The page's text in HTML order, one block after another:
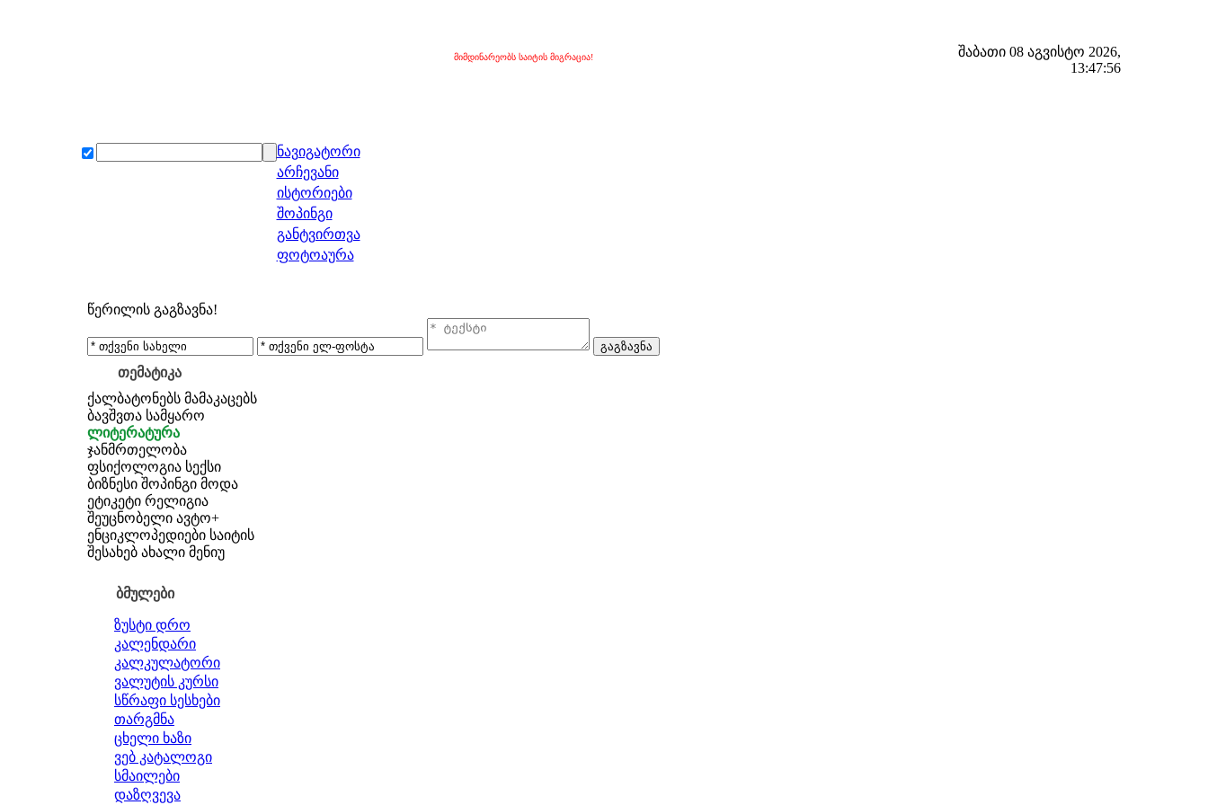
მიმდინარეობს საიტის მიგრაცია!
შაბათი 08 აგვისტო 2026,
13:47:57
ნავიგატორი
არჩევანი
ისტორიები
შოპინგი
განტვირთვა
ფოტოაურა
წერილის გაგზავნა!
თემატიკა
ქალბატონებს მამაკაცებს
ბავშვთა სამყარო
ლიტერატურა
ჯანმრთელობა
ფსიქოლოგია სექსი
ბიზნესი შოპინგი მოდა
ეტიკეტი რელიგია
შეუცნობელი ავტო+
ენციკლოპედიები საიტის
შესახებ ახალი მენიუ
ბმულები
ზუსტი დრო
კალენდარი
კალკულატორი
ვალუტის კურსი
სწრაფი სესხები
თარგმნა
ცხელი ხაზი
ვებ კატალოგი
სმაილები
დაზღვევა